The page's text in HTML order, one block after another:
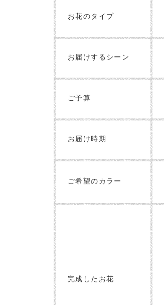
お花のタイプ
お届けするシーン
ご予算
お届け時期
ご希望のカラー
完成したお花